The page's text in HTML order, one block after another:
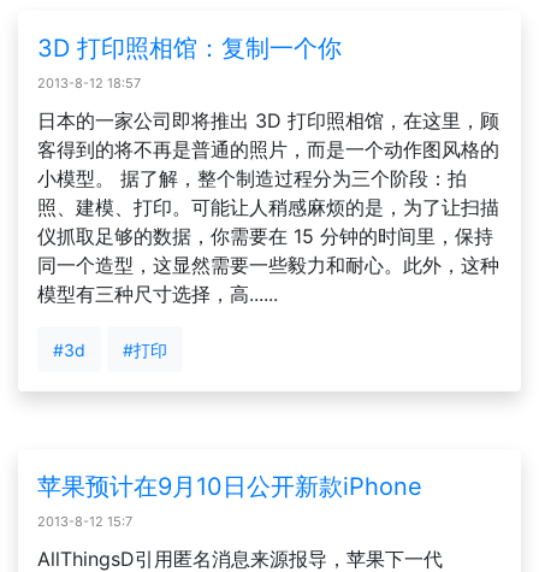
3D 打印照相馆：复制一个你
2013-8-12 18:57
日本的一家公司即将推出 3D 打印照相馆，在这里，顾
客得到的将不再是普通的照片，而是一个动作图风格的
小模型。 据了解，整个制造过程分为三个阶段：拍
照、建模、打印。可能让人稍感麻烦的是，为了让扫描
仪抓取足够的数据，你需要在 15 分钟的时间里，保持
同一个造型，这显然需要一些毅力和耐心。此外，这种
模型有三种尺寸选择，高......
#3d #打印
苹果预计在9月10日公开新款iPhone
2013-8-12 15:7
AllThingsD引用匿名消息来源报导，苹果下一代